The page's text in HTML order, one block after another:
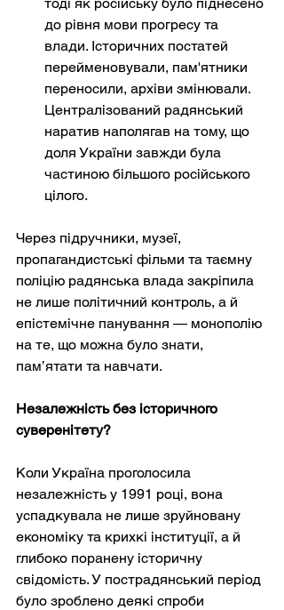
до рівня мови прогресу та
влади. Історичних постатей
перейменовували, пам'ятники
переносили, архіви змінювали.
Централізований радянський
наратив наполягав на тому, що
доля України завжди була
частиною більшого російського
цілого.
Через підручники, музеї,
пропагандистські фільми та таємну
поліцію радянська влада закріпила
не лише політичний контроль, а й
епістемічне панування — монополію
на те, що можна було знати,
пам’ятати та навчати.
Незалежність без історичного
суверенітету?
Коли Україна проголосила
незалежність у 1991 році, вона
успадкувала не лише зруйновану
економіку та крихкі інституції, а й
глибоко поранену історичну
свідомість. У пострадянський період
було зроблено деякі спроби